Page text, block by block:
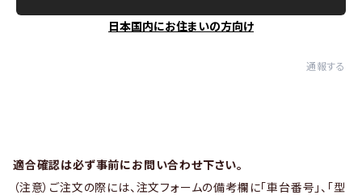
日本国内にお住まいの方向け
通報する
適合確認は必ず事前にお問い合わせ下さい。
（注意）ご注文の際には、注文フォームの備考欄に「車台番号」、「型